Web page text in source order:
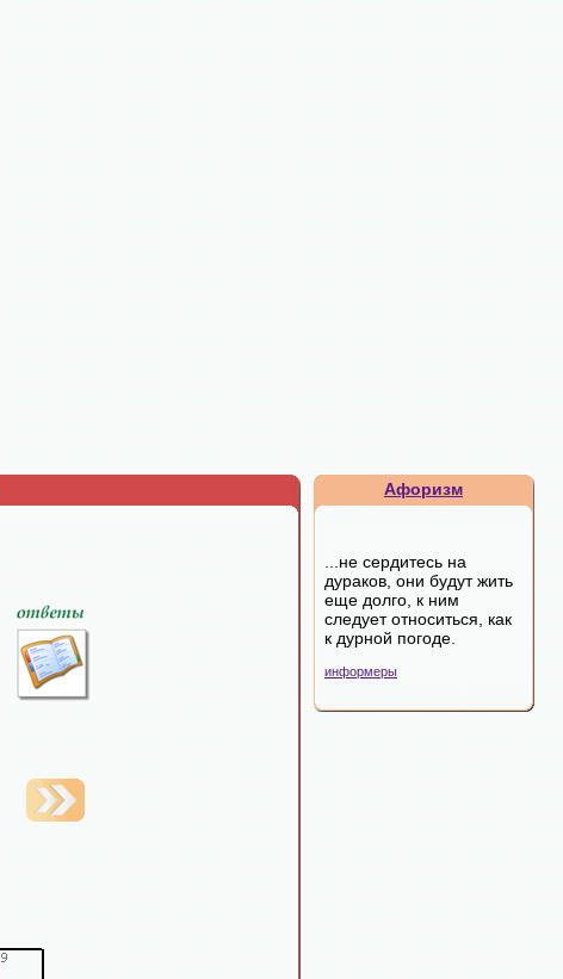
Афоризм
...не сердитесь на
дураков, они будут жить
еще долго, к ним
следует относиться, как
к дурной погоде.
информеры